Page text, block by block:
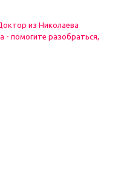
из Николаева
- помогите разобраться,